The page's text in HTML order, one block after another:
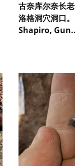
古奈库尔奈长
洛格洞穴洞口
Shapiro,